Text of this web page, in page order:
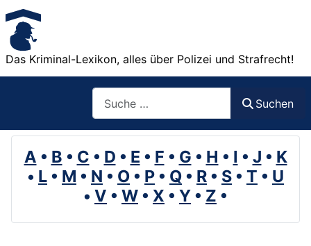
Das Kriminal-Lexikon, alles über Polizei und Strafrecht!
Suchen
A • B • C • D • E • F • G • H • I • J • K
• L • M • N • O • P • Q • R • S • T • U
• V • W • X • Y • Z •